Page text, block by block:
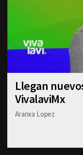
Llegan
VivalaviMx
Aranxa Lopez